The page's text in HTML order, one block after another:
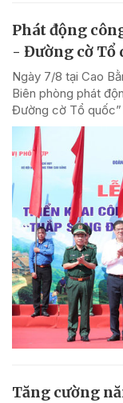
Phát động
- Đường cờ Tổ
Ngày 7/8 tại Cao
Biên phòng phát
Đường cờ Tổ quốc”
Tăng cường